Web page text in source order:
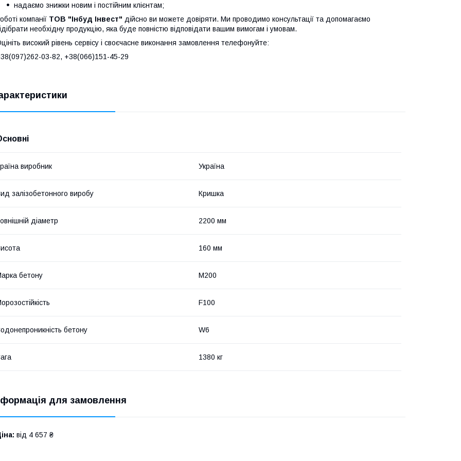
надаємо знижки новим і постійним клієнтам;
компанії ТОВ "Інбуд Інвест" дійсно ви можете довіряти. Ми проводимо консультації та допомагаємо
необхідну продукцію, яка буде повністю відповідати вашим вимогам і умовам.
високий рівень сервісу і своєчасне виконання замовлення телефонуйте:
97)262-03-82, +38(066)151-45-29
виробник Україна
залізобетонного виробу Кришка
діаметр 2200 мм
160 мм
бетону М200
F100
бетону W6
1380 кг
для замовлення
від 4 657 ₴